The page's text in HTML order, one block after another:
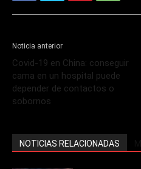
Noticia anterior
Covid-19 en China: conseguir
cama en un hospital puede
depender de contactos o
sobornos
NOTICIAS RELACIONADAS